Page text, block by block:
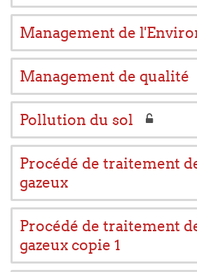
Management de
Management de qualité
Pollution du sol
Procédé de traitement
gazeux
Procédé de traitement
gazeux copie 1